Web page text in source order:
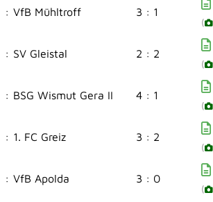
: VfB Mühltroff 3 : 1
(
: SV Gleistal 2 : 2
(
: BSG Wismut Gera II 4 : 1
(
: 1. FC Greiz 3 : 2
(
: VfB Apolda 3 : 0
(